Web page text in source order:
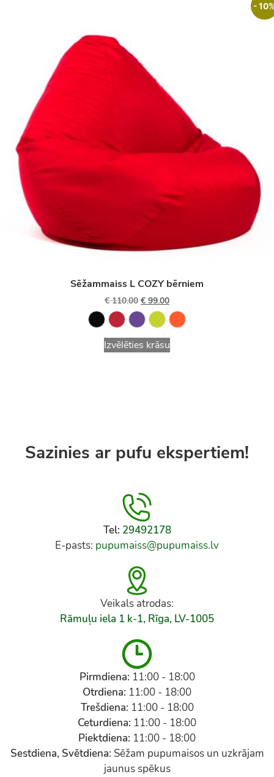
-
Sēžammaiss L COZY bērniem
€110.00 € 99.00
Izvēlēties krāsu
Sazinies ar pufu ekspertiem!
Tel: 29492178
E-pasts: pupumaiss@pupumaiss.lv
Veikals atrodas:
Rāmuļu iela 1 k-1, Rīga, LV-1005
Pirmdiena: 11:00 - 18:00
Otrdiena: 11:00 - 18:00
Trešdiena: 11:00 - 18:00
Ceturdiena: 11:00 - 18:00
Piektdiena: 11:00 - 18:00
Sestdiena, Svētdiena: Sēžam pupumaisos un uzkrājam
jaunus spēkus